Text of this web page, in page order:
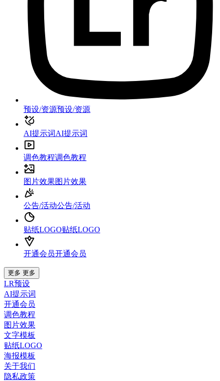
预设/资源预设/资源
AI提示词AI提示词
调色教程调色教程
图片效果图片效果
公告/活动公告/活动
贴纸LOGO贴纸LOGO
开通会员开通会员
更多 更多
LR预设
AI提示词
开通会员
调色教程
图片效果
文字模板
贴纸LOGO
海报模板
关于我们
隐私政策